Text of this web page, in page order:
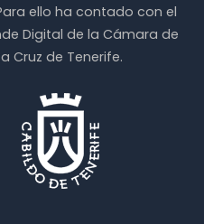
ello ha contado con el
Digital de la Cámara de
Cruz de Tenerife.